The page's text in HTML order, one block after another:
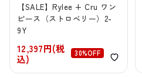
【SALE】Rylee + Cru ワン
ピース（ストロベリー）2-
9Y
12,397円(税
込)
30%OFF